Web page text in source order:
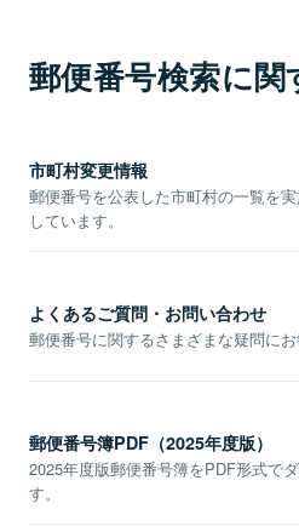
郵便番号検索に関
市町村変更情報
郵便番号を公表した市町村の一覧を
しています。
よくあるご質問・お問い合わせ
郵便番号に関するさまざまな疑問にお
郵便番号簿PDF（2025年度版）
2025年度版郵便番号簿をPDF形式で
す。